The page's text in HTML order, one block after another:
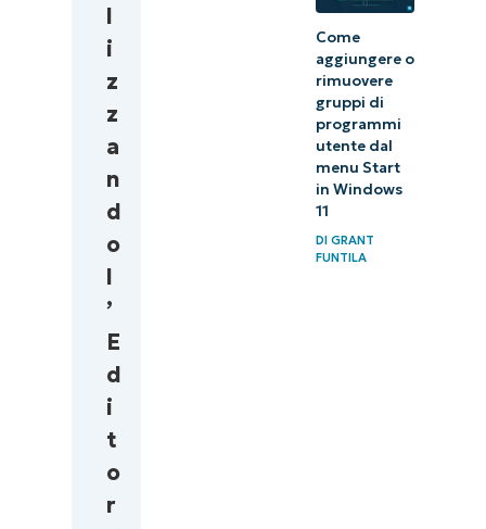
l
i
z
z
a
n
d
o
l
’
E
d
i
t
o
r
Come
aggiungere o
rimuovere
gruppi di
programmi
utente dal
menu Start
in Windows
11
DIGRANT
FUNTILA